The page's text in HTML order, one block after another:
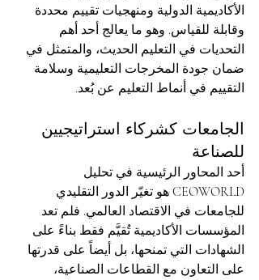
الأكاديمية الدولية ومنهجيات تقييم محددة
وقابلة للقياس. وهو ما يعالج أحد أهم
التحديات في التعليم الحديث، والمتمثل في
ضمان جودة المخرجات التعليمية وسلامة
التقييم في أنماط التعليم عن بُعد.
الجامعات كشركاء استراتيجيين
للصناعة
أحد المحاور الرئيسية في تحليل
CEOWORLD هو تغيّر الدور التقليدي
للجامعات في الاقتصاد العالمي. فلم تعد
المؤسسات الأكاديمية تُقيَّم فقط بناءً على
الشهادات التي تمنحها، بل أيضاً على قدرتها
على التعاون مع القطاعات الصناعية،